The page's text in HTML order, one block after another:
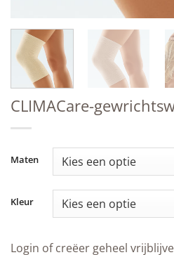
CLIMACare-
Maten
Kleur
Login of creëer geheel